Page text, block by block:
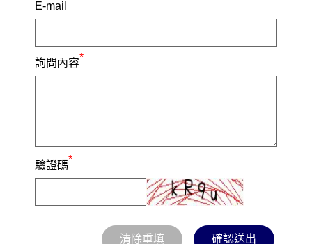
E-mail
詢問內容*
驗證碼*
清除重填 確認送出